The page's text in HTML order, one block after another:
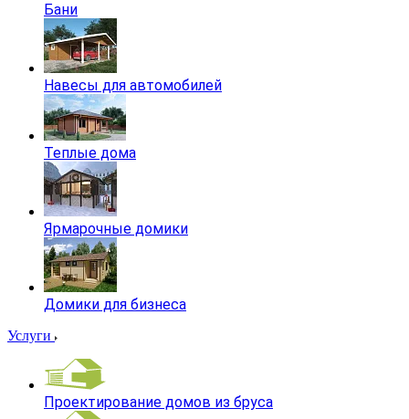
Бани
Навесы для автомобилей
Теплые дома
Ярмарочные домики
Домики для бизнеса
Услуги
Проектирование домов из бруса